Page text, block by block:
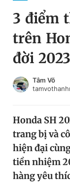
Chuyên mục
Chuyên mục khác
Chào ngày mới
Video
Sản phẩm khác
Đổi mật
Tin đã lưu
3 điểm
trên
đời 2023
Tâm Võ
Honda SH
trang bị và
hiện đại
tiền nhiệm
hàng yêu